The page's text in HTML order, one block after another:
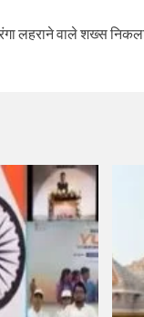
लहराने वाले शख्स